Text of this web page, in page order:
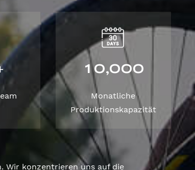
1 0,000
Monatliche
Produktionskapazität
Wir konzentrieren uns auf die